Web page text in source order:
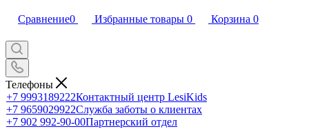
Сравнение0 Избранные товары 0 Корзина 0
Телефоны
+7 9993189222Контактный центр LesiKids
+7 9659029922Служба заботы о клиентах
+7 902 992-90-00Партнерский отдел